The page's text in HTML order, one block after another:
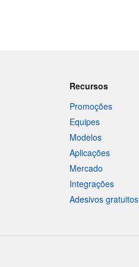
Recursos
Promoções
Equipes
Modelos
Aplicações
Mercado
Integrações
Adesivos gratuitos